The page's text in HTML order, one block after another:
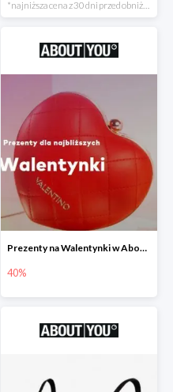
Prezenty na Walentynki w About You do -40%
40%